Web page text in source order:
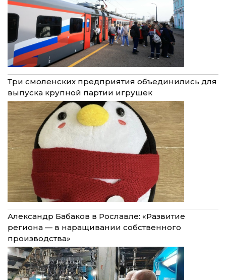
Три смоленских предприятия объединились для
выпуска крупной партии игрушек
Александр Бабаков в Рославле: «Развитие
региона — в наращивании собственного
производства»